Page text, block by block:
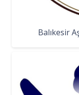
Balıkesir